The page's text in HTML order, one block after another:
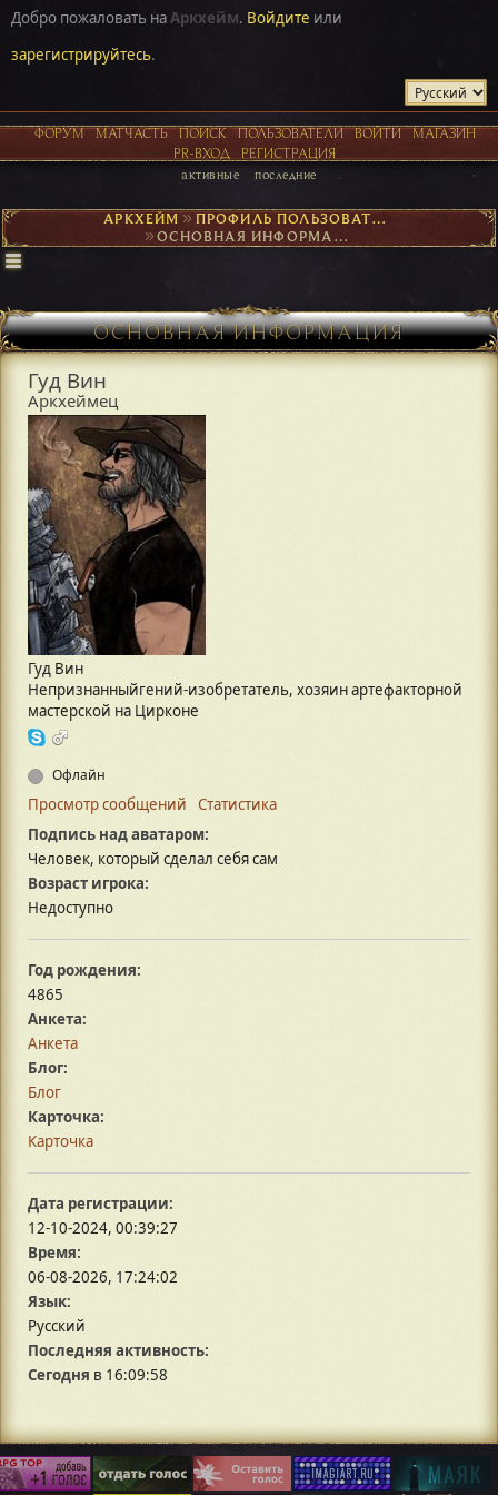
Добро пожаловать наАркхейм. Войдите или
зарегистрируйтесь.
ФОРУМ МАТЧАСТЬ ПОИСК ПОЛЬЗОВАТЕЛИ ВОЙТИ
МАГАЗИН
PR-ВХОД
РЕГИСТРАЦИЯ
активные последние
АРКХЕЙМ► ПРОФИЛЬ ПОЛЬЗОВАТЕЛЯ ГУД ВИН
► ОСНОВНАЯ ИНФОРМАЦИЯ
ОСНОВНАЯ ИНФОРМАЦИЯ
Гуд Вин
Аркхеймец
Гуд Вин
Непризнанныйгений-изобретатель, хозяин артефакторной
мастерской на Цирконе
Офлайн
Просмотр сообщений
Статистика
Подпись над аватаром:
Человек, который сделал себя сам
Возраст игрока:
Недоступно
Год рождения:
4865
Анкета:
Анкета
Блог:
Блог
Карточка:
Карточка
Дата регистрации:
12-10-2024, 00:39:27
Время:
06-08-2026, 17:24:02
Язык:
Русский
Последняя активность:
Сегодня в 16:09:58